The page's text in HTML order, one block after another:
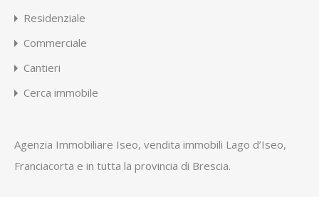
Residenziale
Commerciale
Cantieri
Cerca immobile
Agenzia Immobiliare Iseo, vendita immobili Lago d’Iseo,
Franciacorta e in tutta la provincia di Brescia.